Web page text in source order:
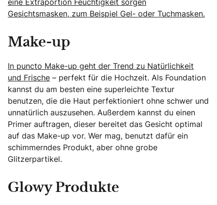
Gesichtsmasken, zum Beispiel Gel- oder Tuchmasken.
Make-up
In puncto Make-up geht der Trend zu Natürlichkeit
und Frische – perfekt für die Hochzeit. Als Foundation
kannst du am besten eine superleichte Textur
benutzen, die die Haut perfektioniert ohne schwer und
unnatürlich auszusehen. Außerdem kannst du einen
Primer auftragen, dieser bereitet das Gesicht optimal
auf das Make-up vor. Wer mag, benutzt dafür ein
schimmerndes Produkt, aber ohne grobe
Glitzerpartikel.
Glowy Produkte